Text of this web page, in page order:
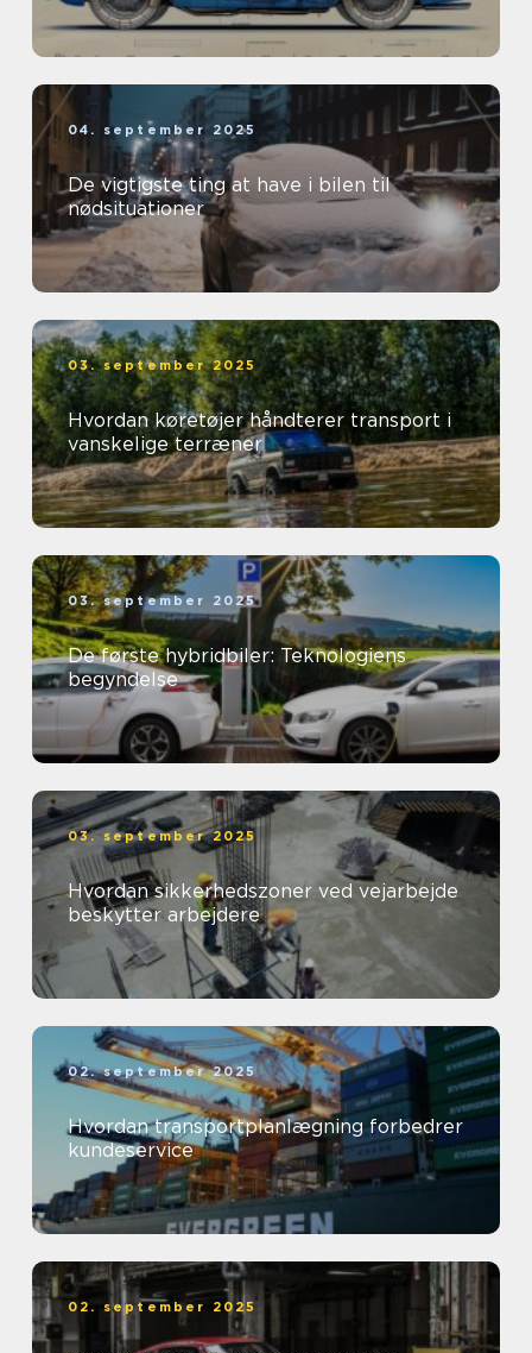
04. september 2025
De vigtigste ting at have i bilen til
nødsituationer
03. september 2025
Hvordan køretøjer håndterer transport i
vanskelige terræner
03. september 2025
De første hybridbiler: Teknologiens
begyndelse
03. september 2025
Hvordan sikkerhedszoner ved vejarbejde
beskytter arbejdere
02. september 2025
Hvordan transportplanlægning forbedrer
kundeservice
02. september 2025